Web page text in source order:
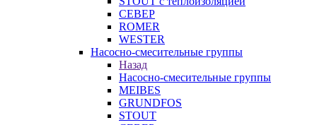
СЕВЕР
ROMER
WESTER
Насосно-смесительные группы
Назад
Насосно-смесительные группы
MEIBES
GRUNDFOS
STOUT